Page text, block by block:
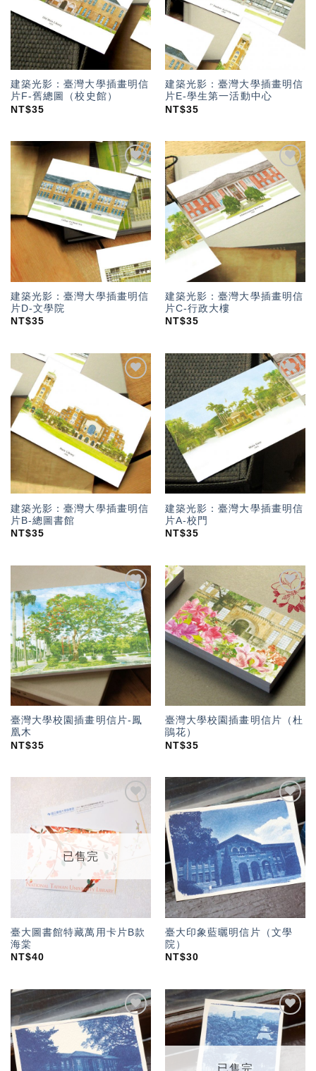
建築光影：臺灣大學插畫明信
片F-舊總圖（校史館）
NT$35
建築光影：臺灣大學插畫明信
片E-學生第一活動中心
NT$35
加入
「願
望輕
單」
建築光影：臺灣大學插畫明信
片D-文學院
NT$35
加入
「願
望輕
單」
建築光影：臺灣大學插畫明信
片C-行政大樓
NT$35
加入
「願
望輕
建築光影：臺灣大學插畫明信
片B-總圖書館
NT$35
加入
「願
望輕
建築光影：臺灣大學插畫明信
片A-校門
NT$35
加入
「願
望輕
單」
臺灣大學校園插畫明信片-鳳
凰木
NT$35
加入
「願
望輕
單」
臺灣大學校園插畫明信片（杜
鵑花）
NT$35
加入
「願
望輕
已售完
臺大圖書館特藏萬用卡片B款
海棠
NT$40
加入
「願
望輕
單」
臺大印象藍曬明信片（文學
院）
NT$30
加入
「願
望輕
單」
加入
「願
望輕
已售完